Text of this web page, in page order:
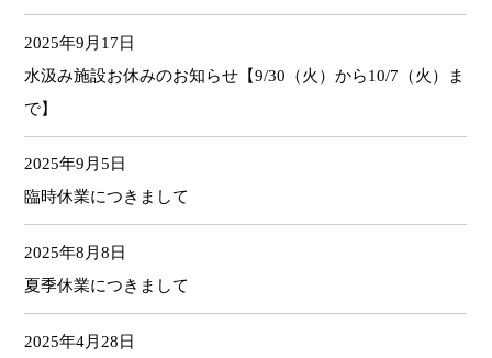
2025年9月17日
水汲み施設お休みのお知らせ【9/30（火）から10/7（火）ま
で】
2025年9月5日
臨時休業につきまして
2025年8月8日
夏季休業につきまして
2025年4月28日